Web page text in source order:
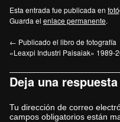
Esta entrada fue publicada en
Guarda el enlace permanente.
← Publicado el libro de fotografía
«Leaxpi Industri Paisaiak» 1989-
Deja una respuesta
Tu dirección de correo
campos obligatorios están